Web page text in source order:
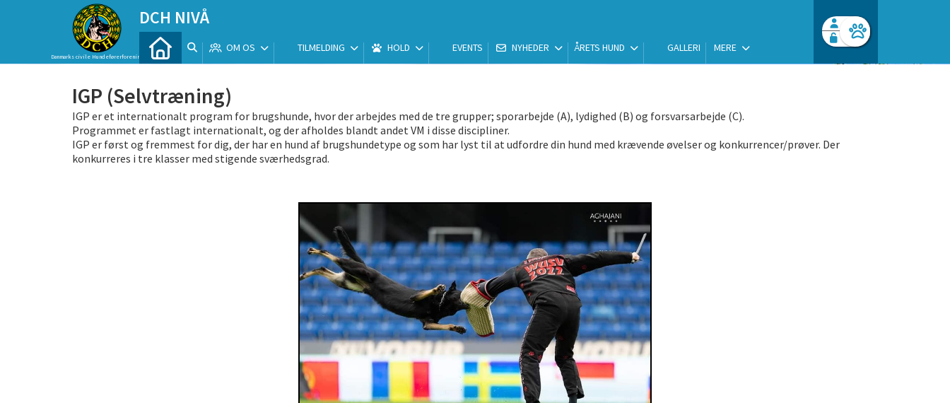
DCH NIVÅ
Danmarks civile Hundeførerforening
OM OS TILMELDING HOLD EVENTS NYHEDER ÅRETS HUND GALLERI MERE
IGP (Selvtræning)
IGP er et internationalt program for brugshunde, hvor der arbejdes med de tre grupper; sporarbejde (A), lydighed (B) og forsvarsarbejde (C).
Programmet er fastlagt internationalt, og der afholdes blandt andet VM i disse discipliner.
IGP er først og fremmest for dig, der har en hund af brugshundetype og som har lyst til at udfordre din hund med krævende øvelser og konkurrencer/prøver. Der
konkurreres i tre klasser med stigende sværhedsgrad.